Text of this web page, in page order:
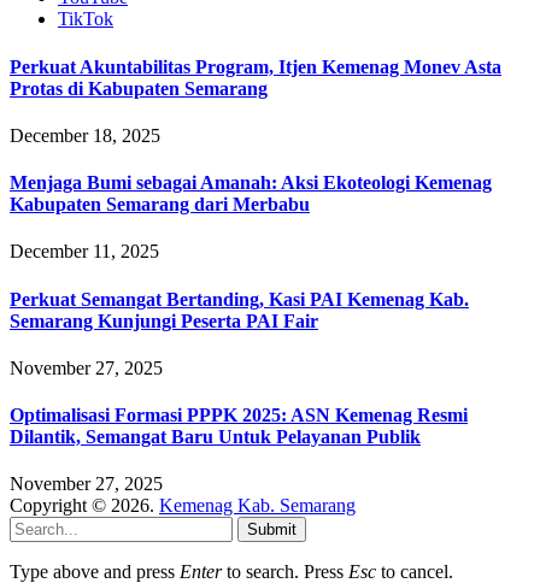
TikTok
Perkuat Akuntabilitas Program, Itjen Kemenag Monev Asta
Protas di Kabupaten Semarang
December 18, 2025
Menjaga Bumi sebagai Amanah: Aksi Ekoteologi Kemenag
Kabupaten Semarang dari Merbabu
December 11, 2025
Perkuat Semangat Bertanding, Kasi PAI Kemenag Kab.
Semarang Kunjungi Peserta PAI Fair
November 27, 2025
Optimalisasi Formasi PPPK 2025: ASN Kemenag Resmi
Dilantik, Semangat Baru Untuk Pelayanan Publik
November 27, 2025
Copyright © 2026. Kemenag Kab. Semarang
Submit
Type above and press Enterto search. Press Esc to cancel.